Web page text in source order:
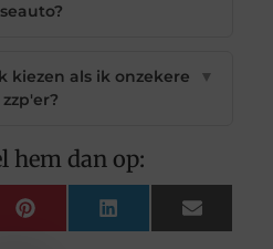
kiezen als ik onzekere
▼
hem dan op:
Pinterest LinkedIn Email